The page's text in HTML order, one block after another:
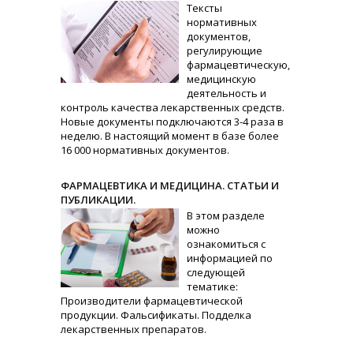
Тексты
нормативных
документов,
регулирующие
фармацевтическую,
медицинскую
деятельность и
контроль качества лекарственных средств.
Новые документы подключаются 3-4 раза в
неделю. В настоящий момент в базе более
16 000 нормативных документов.
ФАРМАЦЕВТИКА И МЕДИЦИНА. СТАТЬИ И
ПУБЛИКАЦИИ.
В этом разделе
можно
ознакомиться с
информацией по
следующей
тематике:
Производители фармацевтической
продукции. Фальсификаты. Подделка
лекарственных препаратов.